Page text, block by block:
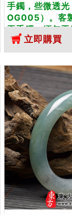
手鐲，些微透
OG005）。客
玉手鐲，緬甸
雙證書立即購買